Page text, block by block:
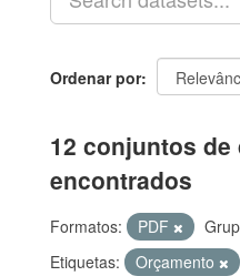
Ordenar por
12 conjuntos de
encontrados
Formatos: PDF
Etiquetas:
Orçamento